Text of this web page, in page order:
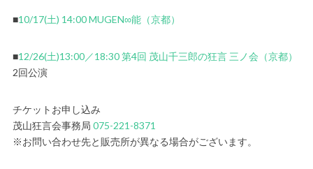
■10/17(土) 14:00 MUGEN∞能（京都）
■12/26(土)13:00／18:30 第4回 茂山千三郎の狂言 三ノ会（京都）
2回公演
チケットお申し込み
茂山狂言会事務局 075-221-8371
※お問い合わせ先と販売所が異なる場合がございます。